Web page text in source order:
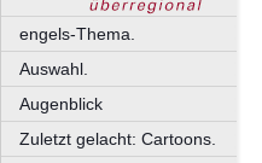
engels-Thema.
Auswahl.
Augenblick
Zuletzt gelacht: Cartoons.